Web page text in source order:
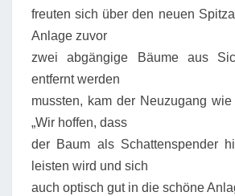
freuten sich über den neuen
Anlage zuvor
zwei abgängige Bäume aus
entfernt werden
mussten, kam der Neuzugang
„Wir hoffen, dass
der Baum als Schattenspender
leisten wird und sich
auch optisch gut in die schöne